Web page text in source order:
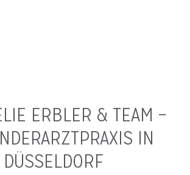
ERBLER & TEAM –
IN
DÜSSELDORF